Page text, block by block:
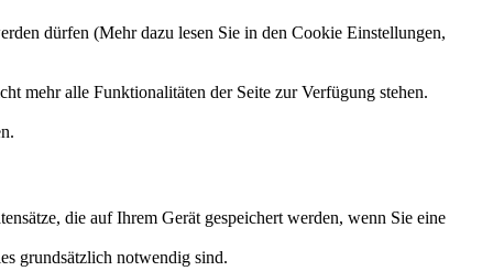
dürfen (Mehr dazu lesen Sie in den Cookie Einstellungen,
mehr alle Funktionalitäten der Seite zur Verfügung stehen.
die auf Ihrem Gerät gespeichert werden, wenn Sie eine
grundsätzlich notwendig sind.